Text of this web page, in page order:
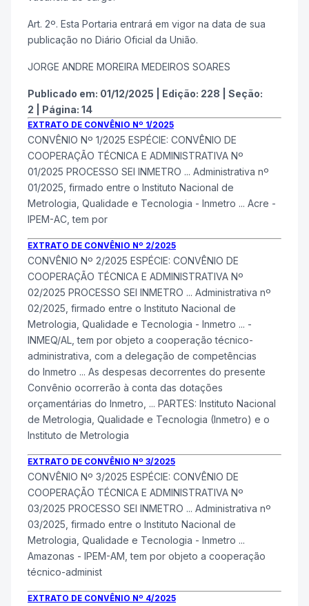
Art. 2º. Esta Portaria entrará em vigor na data de sua
publicação no Diário Oficial da União.
JORGE ANDRE MOREIRA MEDEIROS SOARES
Publicado em: 01/12/2025 Edição: 228
Seção:
2
Página: 14
EXTRATO DE CONVÊNIO Nº 1/2025
CONVÊNIO Nº 1/2025 ESPÉCIE: CONVÊNIO DE
COOPERAÇÃO TÉCNICA E ADMINISTRATIVA Nº
01/2025 PROCESSO SEI INMETRO ... Administrativa nº
01/2025, firmado entre o Instituto Nacional de
Metrologia, Qualidade e Tecnologia - Inmetro ... Acre -
IPEM-AC, tem por
EXTRATO DE CONVÊNIO Nº 2/2025
CONVÊNIO Nº 2/2025 ESPÉCIE: CONVÊNIO DE
COOPERAÇÃO TÉCNICA E ADMINISTRATIVA Nº
02/2025 PROCESSO SEI INMETRO ... Administrativa nº
02/2025, firmado entre o Instituto Nacional de
Metrologia, Qualidade e Tecnologia - Inmetro ... -
INMEQ/AL, tem por objeto a cooperação técnico-
administrativa, com a delegação de competências
do Inmetro ... As despesas decorrentes do presente
Convênio ocorrerão à conta das dotações
orçamentárias do Inmetro , ... PARTES: Instituto Nacional
de Metrologia, Qualidade e Tecnologia (Inmetro) e o
Instituto de Metrologia
EXTRATO DE CONVÊNIO Nº 3/2025
CONVÊNIO Nº 3/2025 ESPÉCIE: CONVÊNIO DE
COOPERAÇÃO TÉCNICA E ADMINISTRATIVA Nº
03/2025 PROCESSO SEI INMETRO ... Administrativa nº
03/2025, firmado entre o Instituto Nacional de
Metrologia, Qualidade e Tecnologia - Inmetro ...
Amazonas - IPEM-AM, tem por objeto a cooperação
técnico-administ
EXTRATO DE CONVÊNIO Nº 4/2025